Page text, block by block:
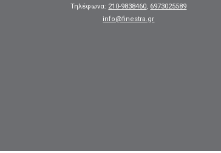
Τηλέφωνα: 210-9838460, 6973025589
info@finestra.gr